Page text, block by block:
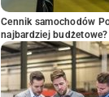
Cennik samochodów
najbardziej budżetowe?